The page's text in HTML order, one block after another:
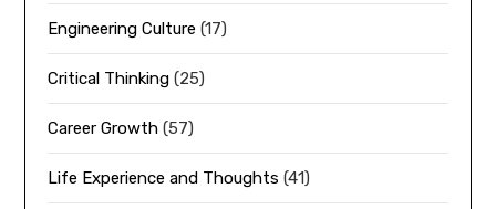
Engineering Culture (17)
Critical Thinking (25)
Career Growth (57)
Life Experience and Thoughts (41)